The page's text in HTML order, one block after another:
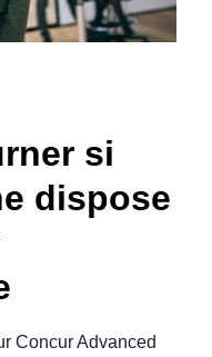
si
dispose
Concur Advanced